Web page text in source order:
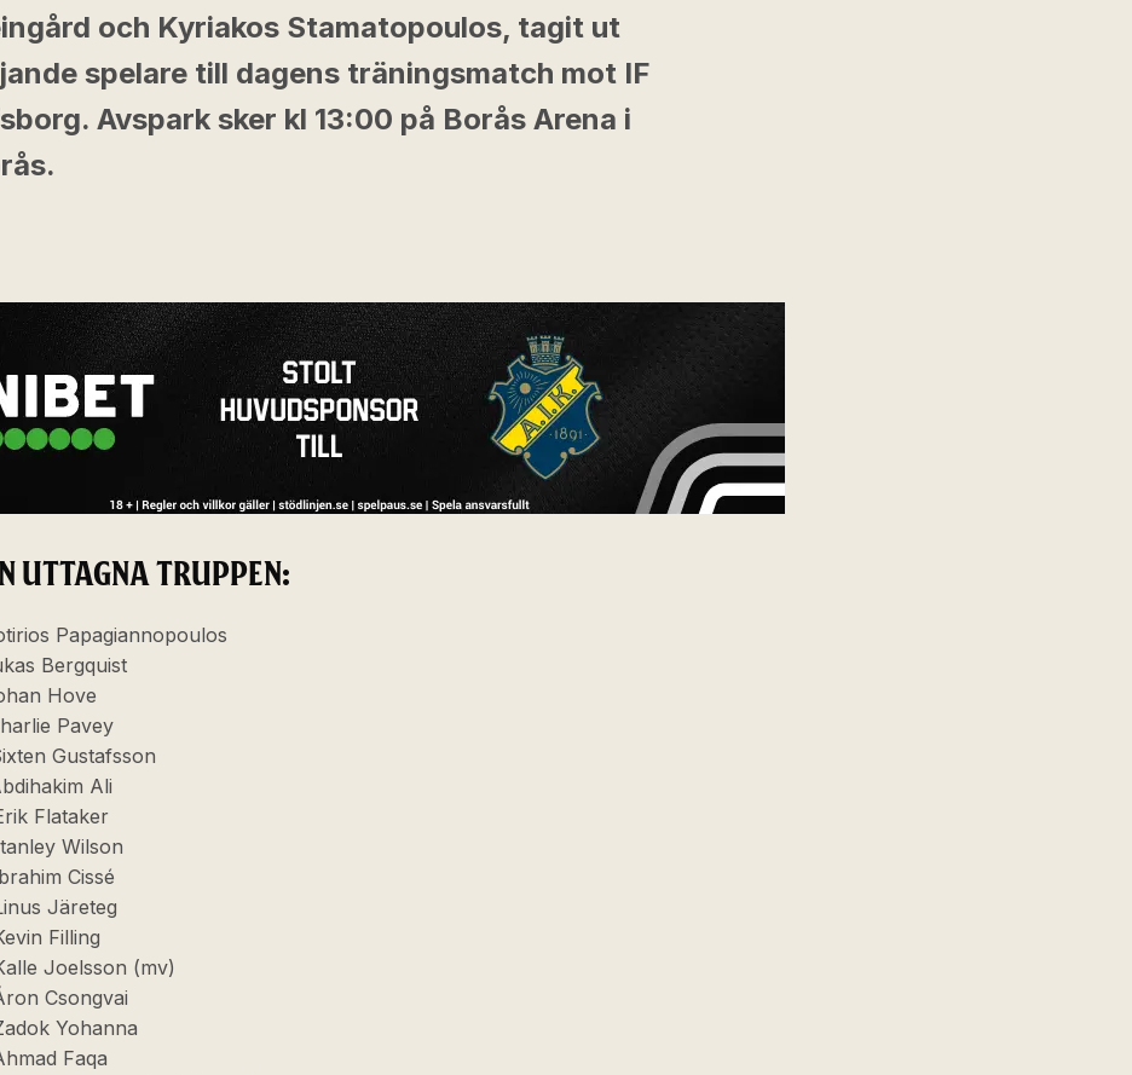
och Kyriakos Stamatopoulos, tagit ut
spelare till dagens träningsmatch mot IF
Avspark sker kl 13:00 på Borås Arena i
UTTAGNA TRUPPEN:
Papagiannopoulos
Bergquist
Hove
Pavey
Gustafsson
Ali
Flataker
Wilson
Cissé
Järeteg
Filling
Joelsson (mv)
Csongvai
Yohanna
Faqa